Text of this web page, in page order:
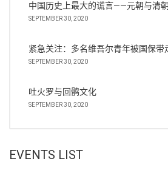
中国历史上最大的谎言——元朝与清朝
SEPTEMBER 30, 2020
紧急关注：多名维吾尔青年被国保带
SEPTEMBER 30, 2020
吐火罗与回鹘文化
SEPTEMBER 30, 2020
EVENTS LIST